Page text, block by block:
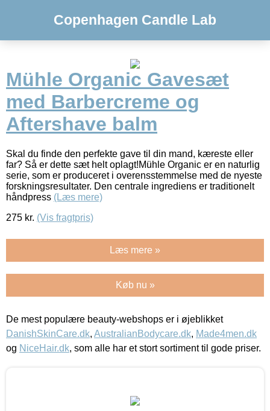
Copenhagen Candle Lab
Mühle Organic Gavesæt
med Barbercreme og
Aftershave balm
Skal du finde den perfekte gave til din mand, kæreste eller
far? Så er dette sæt helt oplagt!Mühle Organic er en naturlig
serie, som er produceret i overensstemmelse med de nyeste
forskningsresultater. Den centrale ingrediens er traditionelt
håndpress (Læs mere)
275 kr. (Vis fragtpris)
Læs mere »
Køb nu »
De mest populære beauty-webshops er i øjeblikket
DanishSkinCare.dk, AustralianBodycare.dk, Made4men.dk
og NiceHair.dk, som alle har et stort sortiment til gode priser.